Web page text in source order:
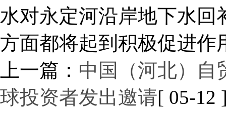
水对永定河沿岸地下水回
方面都将起到积极促进作
上一篇： 中国（河北）自
球投资者发出邀请[ 05-12